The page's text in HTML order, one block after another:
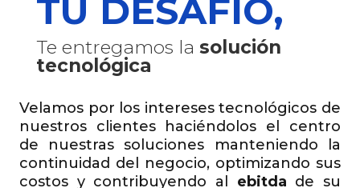
Te entregamos lasolución
tecnológica
Velamos por los intereses tecnológicos de
de nuestras soluciones manteniendo la
continuidad del negocio, optimizando sus
costos y contribuyendo alebitdade su
organización.